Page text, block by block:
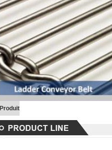
Produit